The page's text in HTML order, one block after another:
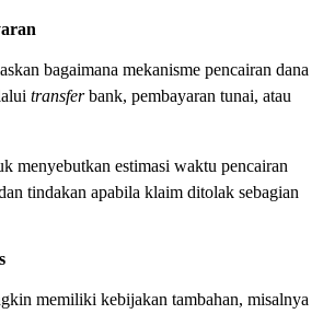
bagaimana mekanisme pencairan dana
transferbank, pembayaran tunai, atau
menyebutkan estimasi waktu pencairan
tindakan apabila klaim ditolak sebagian
memiliki kebijakan tambahan, misalnya